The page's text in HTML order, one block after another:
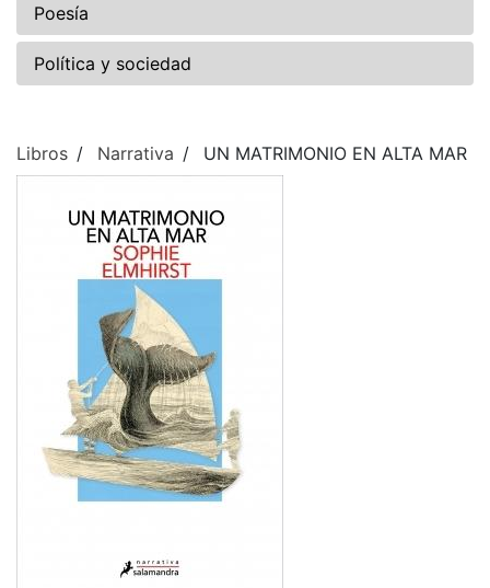
Poesía
Política y sociedad
Libros Narrativa UN MATRIMONIO EN ALTA MAR